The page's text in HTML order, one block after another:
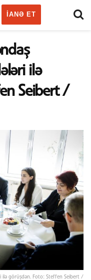
IANƏ ET
ilə
Seibert /
ilə görüşdən. Foto: Steffen Seibert /